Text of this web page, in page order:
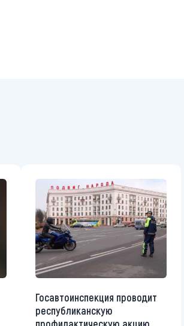
Госавтоинспекция проводит
республиканскую